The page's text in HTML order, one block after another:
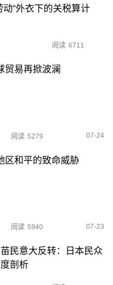
动”外衣下的关税算计
阅读 6711
贸易再掀波澜
阅读 5279 07-24
区和平的致命威胁
阅读 5940 07-23
民意大反转：日本民众
剖析